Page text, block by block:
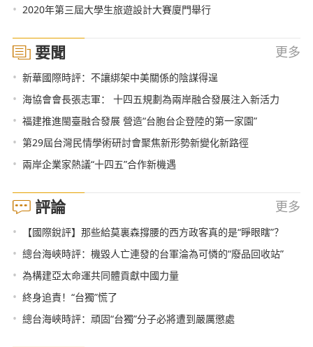
• 2020年第三屆大學生旅遊設計大賽廈門舉行
要聞 更多
• 新華國際時評：不讓綁架中美關係的陰謀得逞
• 海協會會長張志軍： 十四五規劃為兩岸融合發展注入新活力
• 福建推進閩臺融合發展 營造“台胞台企登陸的第一家園”
• 第29屆台灣民情學術研討會聚焦新形勢新變化新路徑
• 兩岸企業家熱議“十四五”合作新機遇
評論 更多
• 【國際銳評】那些給莫裏森撐腰的西方政客真的是“睜眼瞎”？
• 總台海峽時評：機毀人亡連發的台軍淪為可憐的“廢品回收站”
• 為構建亞太命運共同體貢獻中國力量
• 終身追責！“台獨”慌了
• 總台海峽時評：頑固“台獨”分子必將遭到嚴厲懲處